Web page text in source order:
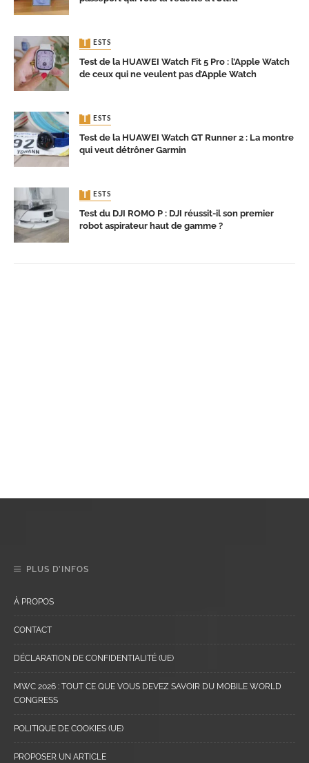
TESTS
Test de la HUAWEI Watch Fit 5 Pro : l’Apple Watch
de ceux qui ne veulent pas d’Apple Watch
TESTS
Test de la HUAWEI Watch GT Runner 2 : La montre
qui veut détrôner Garmin
TESTS
Test du DJI ROMO P : DJI réussit-il son premier
robot aspirateur haut de gamme ?
PLUS D’INFOS
À PROPOS
CONTACT
DÉCLARATION DE CONFIDENTIALITÉ (UE)
MWC 2026 : TOUT CE QUE VOUS DEVEZ SAVOIR DU MOBILE WORLD
CONGRESS
POLITIQUE DE COOKIES (UE)
PROPOSER UN ARTICLE